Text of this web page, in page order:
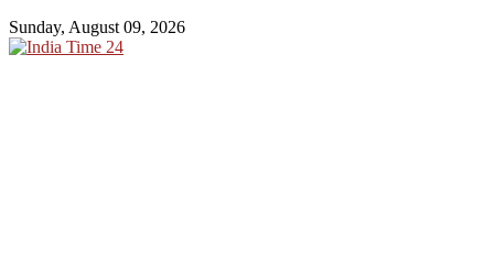
Sunday, August 09, 2026